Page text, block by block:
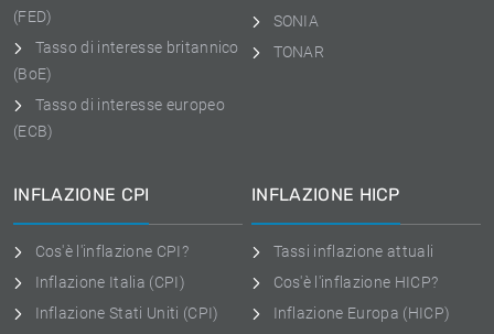
(FED)
Tasso di interesse britannico
(BoE)
Tasso di interesse europeo
(ECB)
SONIA
TONAR
INFLAZIONE CPI
Cos'è l'inflazione CPI?
Inflazione Italia (CPI)
Inflazione Stati Uniti (CPI)
INFLAZIONE HICP
Tassi inflazione attuali
Cos'è l'inflazione HICP?
Inflazione Europa (HICP)